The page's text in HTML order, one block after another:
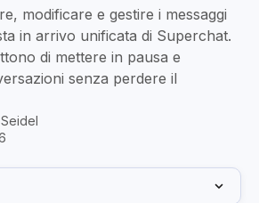
modificare e gestire i messaggi
in arrivo unificata di Superchat.
di mettere in pausa e
senza perdere il